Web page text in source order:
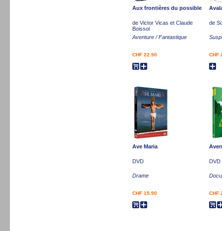
Aux frontières du possible
de Victor Vicas et Claude
Boissol
Aventure / Fantastique
CHF 22.90
de
CHF
Ave Maria
DVD
Drame
CHF 15.90
DVD
CHF